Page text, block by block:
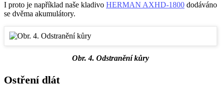
I proto je například naše kladivo HERMAN AXHD-1800 dodáváno
se dvěma akumulátory.
Obr. 4. Odstranění kůry
Ostření dlát